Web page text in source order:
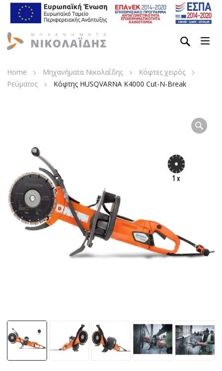
Home Μηχανήματα Νικολαΐδης
Κόφτες χειρός
Ρεύματος
Κόφτης HUSQVARNA K4000 Cut-N-Break